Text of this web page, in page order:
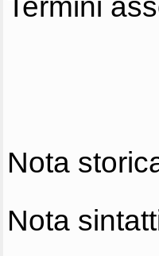
Nota
Nota